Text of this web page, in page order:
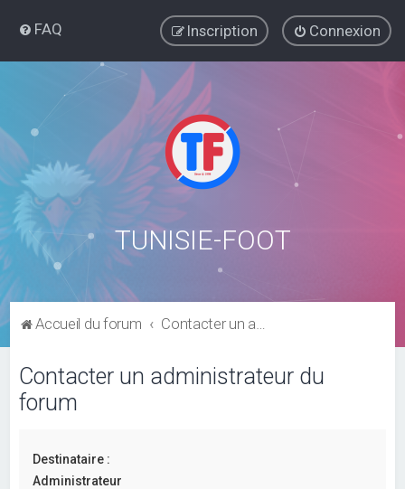
FAQ Connexion
Inscription
TUNISIE-FOOT
Accueil du forum Contacter un administrateur du forum
Contacter un administrateur du
forum
Destinataire :
Administrateur